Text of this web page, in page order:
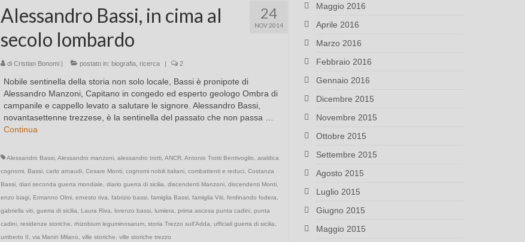
24
NOV 2014
Alessandro Bassi, in cima al
secolo lombardo
di Cristian Bonomi| postato in: biografia, ricerca | 2
Nobile sentinella della storia non solo locale, Bassi è pronipote di
Alessandro Manzoni, Capitano in congedo ed esperto geologo Ombra di
campanile e cappello levato a salutare le signore. Alessandro Bassi,
novantasettenne trezzese, è la sentinella del passato che non passa …
Continua
Alessandro Bassi, Alessandro manzoni, alessandro trotti, ANCR, Antonio Trotti Bentivoglio
araldica
cognomi, Bassi, carlo arnaudi, Cesare Monti, cognomi nobili italiani, combattenti e reduci, Costanza
Bassi, diari seconda guerra mondiale diario guerra di sicilia discendenti Manzoni, discendenti Monti,
enzo biagi, Ermanno Olmi, ernesto riva fabrizio bassi, famiglia Bassi, famiglia Viti, ferdinando fodera
gabriella viti, guerra di sicilia Laura Riva lorenzo bassi, lumiera prima ascesa punta cadini, punta
cadini, residenze storiche rhizobium leguminosarum, storia Trezzo sull'Adda ufficiali guerra di sicilia
umberto II
via Manin Milano ville storiche ville storiche trezzo
Maggio 2016
Aprile 2016
Marzo 2016
Febbraio 2016
Gennaio 2016
Dicembre 2015
Novembre 2015
Ottobre 2015
Settembre 2015
Agosto 2015
Luglio 2015
Giugno 2015
Maggio 2015